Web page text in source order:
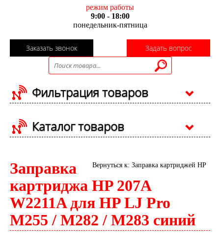
режим работы
9:00 - 18:00
понедельник-пятница
Заказать звонок Задать вопрос
Фильтрация товаров
Каталог товаров
Вернуться к: Заправка картриджей HP
Заправка
картриджа HP 207A
W2211A для HP LJ Pro
M255 / M282 / M283 синий